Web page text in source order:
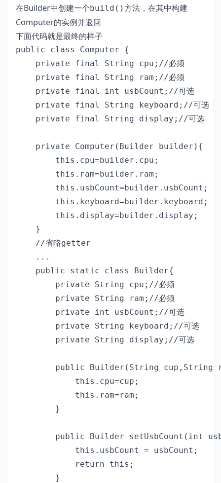
在Builder中创建一个build()方法，在其中构建
Computer的实例并返回
下面代码就是最终的样子
public class Computer {
    private final String cpu;//必须
    private final String ram;//必须
    private final int usbCount;//可选
    private final String keyboard;//可选
    private final String display;//可选
    private Computer(Builder builder){
        this.cpu=builder.cpu;
        this.ram=builder.ram;
        this.usbCount=builder.usbCount;
        this.keyboard=builder.keyboard;
        this.display=builder.display;
    }
    //省略getter
    ...
    public static class Builder{
        private String cpu;//必须
        private String ram;//必须
        private int usbCount;//可选
        private String keyboard;//可选
        private String display;//可选
public Builder(String cup,String
            this.cpu=cup;
            this.ram=ram;
        }
public Builder setUsbCount(int
            this.usbCount = usbCount;
            return this;
        }